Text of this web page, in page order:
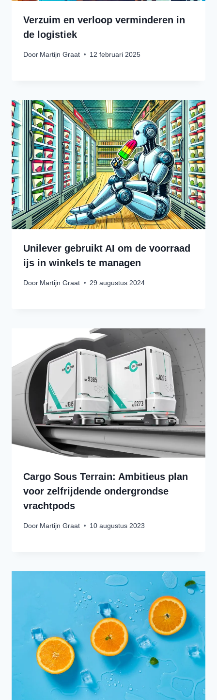
Verzuim en verloop verminderen in
de logistiek
Door Martijn Graat 12 februari 2025
Unilever gebruikt AI om de voorraad
ijs in winkels te managen
Door Martijn Graat 29 augustus 2024
Cargo Sous Terrain: Ambitieus plan
voor zelfrijdende ondergrondse
vrachtpods
Door Martijn Graat 10 augustus 2023